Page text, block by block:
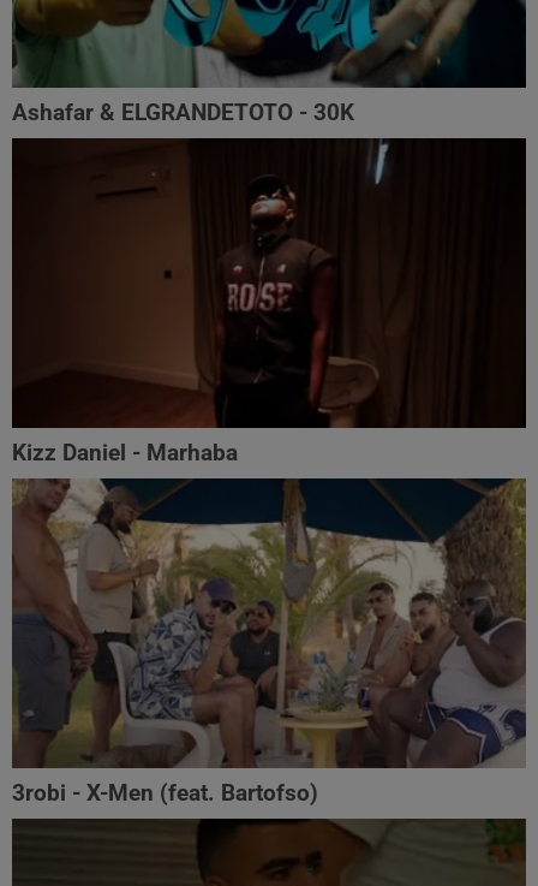
Ashafar & ELGRANDETOTO - 30K
Kizz Daniel - Marhaba
3robi - X-Men (feat. Bartofso)